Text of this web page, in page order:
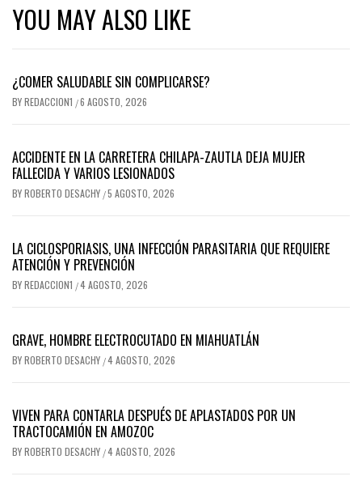
YOU MAY ALSO LIKE
¿COMER SALUDABLE SIN COMPLICARSE?
BYREDACCION1 /6 AGOSTO, 2026
ACCIDENTE EN LA CARRETERA CHILAPA-ZAUTLA DEJA MUJER
FALLECIDA Y VARIOS LESIONADOS
BYROBERTO DESACHY /5 AGOSTO, 2026
LA CICLOSPORIASIS, UNA INFECCIÓN PARASITARIA QUE REQUIERE
ATENCIÓN Y PREVENCIÓN
BYREDACCION1 /4 AGOSTO, 2026
GRAVE, HOMBRE ELECTROCUTADO EN MIAHUATLÁN
BYROBERTO DESACHY /4 AGOSTO, 2026
VIVEN PARA CONTARLA DESPUÉS DE APLASTADOS POR UN
TRACTOCAMIÓN EN AMOZOC
BYROBERTO DESACHY /4 AGOSTO, 2026